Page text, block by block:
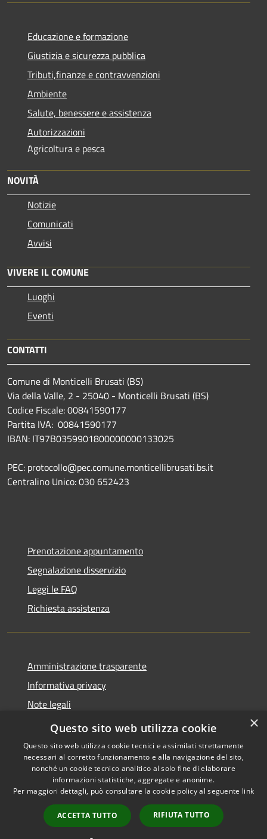
Educazione e formazione
Giustizia e sicurezza pubblica
Tributi,finanze e contravvenzioni
Ambiente
Salute, benessere e assistenza
Autorizzazioni
Agricoltura e pesca
NOVITÀ
Notizie
Comunicati
Avvisi
VIVERE IL COMUNE
Luoghi
Eventi
CONTATTI
Comune di Monticelli Brusati (BS)
Via della Valle, 2 - 25040 - Monticelli Brusati (BS)
Codice Fiscale: 00841590177
Partita IVA: 00841590177
IBAN: IT97B0359901800000000133025
PEC: protocollo@pec.comune.monticellibrusati.bs.it
Centralino Unico: 030 652423
Prenotazione appuntamento
Segnalazione disservizio
Leggi le FAQ
Richiesta assistenza
Amministrazione trasparente
Informativa privacy
Note legali
Dichiarazione di accessibilità
Accessibilità
Copyright © 2026 • Comune di
Monticelli Brusati • Powered
byMunicipium
Accesso
redazione
×
Questo sito web utilizza cookie
Questo sito web utilizza cookie tecnici e assimilati strettamente
necessari al corretto funzionamento e alla navigazione del sito,
nonché un cookie tecnico analitico al solo fine di elaborare
informazioni statistiche, aggregate e anonime.
Per maggiori dettagli, può consultare la cookie policy al seguente link
ACCETTA TUTTO RIFIUTA TUTTO